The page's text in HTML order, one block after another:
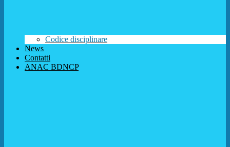
Codice disciplinare
News
Contatti
ANAC BDNCP